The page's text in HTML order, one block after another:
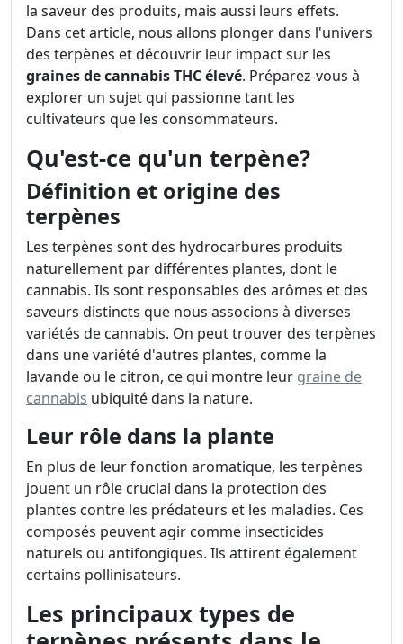
la saveur des produits, mais aussi leurs effets.
Dans cet article, nous allons plonger dans l'univers
des terpènes et découvrir leur impact sur les
graines de cannabis THC élevé. Préparez-vous à
explorer un sujet qui passionne tant les
cultivateurs que les consommateurs.
Qu'est-ce qu'un terpène?
Définition et origine des
terpènes
Les terpènes sont des hydrocarbures produits
naturellement par différentes plantes, dont le
cannabis. Ils sont responsables des arômes et des
saveurs distincts que nous associons à diverses
variétés de cannabis. On peut trouver des terpènes
dans une variété d'autres plantes, comme la
lavande ou le citron, ce qui montre leur graine de
cannabis ubiquité dans la nature.
Leur rôle dans la plante
En plus de leur fonction aromatique, les terpènes
jouent un rôle crucial dans la protection des
plantes contre les prédateurs et les maladies. Ces
composés peuvent agir comme insecticides
naturels ou antifongiques. Ils attirent également
certains pollinisateurs.
Les principaux types de